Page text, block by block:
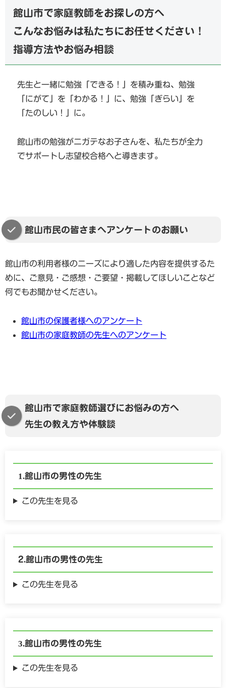
館山市で家庭教師をお探しの方へ
こんなお悩みは私たちにお任せください！
指導方法やお悩み相談
先生と一緒に勉強「できる！」を積み重ね、勉強
「にがて」を「わかる！」に、勉強「ぎらい」を
「たのしい！」に。
館山市の勉強がニガテなお子さんを、私たちが全力
でサポートし志望校合格へと導きます。
館山市民の皆さまへアンケートのお願い
館山市の利用者様のニーズにより適した内容を提供するた
めに、ご意見・ご感想・ご要望・掲載してほしいことなど
何でもお聞かせください。
館山市の保護者様へのアンケート
館山市の家庭教師の先生へのアンケート
館山市で家庭教師選びにお悩みの方へ
先生の教え方や体験談
館山市の男性の先生
この先生を見る
館山市の男性の先生
この先生を見る
館山市の男性の先生
この先生を見る